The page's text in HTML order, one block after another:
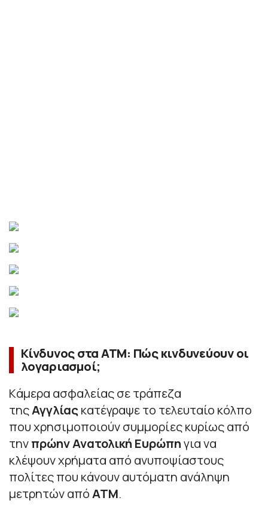
Κίνδυνος στα ATM: Πώς κινδυνεύουν οι
λογαριασμοί;
Kάμερα ασφαλείας σε τράπεζα
τηςΑγγλίαςκατέγραψε το τελευταίο κόλπο
που χρησιμοποιούν συμμορίες κυρίως από
τηνπρώην Ανατολική Ευρώπηγια να
κλέψουν χρήματα από ανυποψίαστους
πολίτες που κάνουν αυτόματη ανάληψη
μετρητών απόΑΤΜ.